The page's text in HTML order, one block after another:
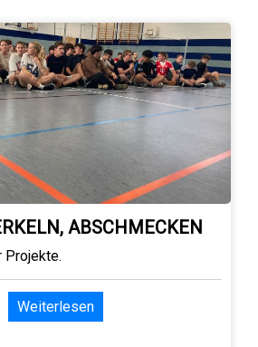
ABSCHMECKEN
Projekte.
Weiterlesen